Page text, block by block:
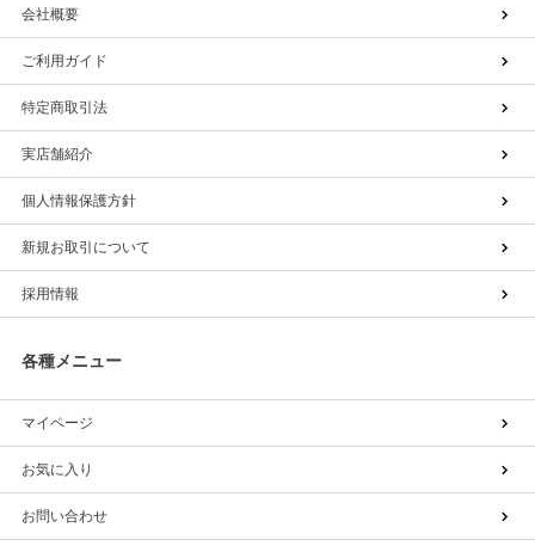
会社概要
ご利用ガイド
特定商取引法
実店舗紹介
個人情報保護方針
新規お取引について
採用情報
各種メニュー
マイページ
お気に入り
お問い合わせ